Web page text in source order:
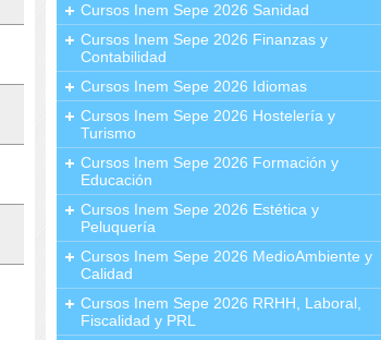
Cursos Inem Sepe 2026 Sanidad
Cursos Inem Sepe 2026 Finanzas y
Contabilidad
Cursos Inem Sepe 2026 Idiomas
Cursos Inem Sepe 2026 Hostelería y
Turismo
Cursos Inem Sepe 2026 Formación y
Educación
Cursos Inem Sepe 2026 Estética y
Peluquería
Cursos Inem Sepe 2026 MedioAmbiente y
Calidad
Cursos Inem Sepe 2026 RRHH, Laboral,
Fiscalidad y PRL